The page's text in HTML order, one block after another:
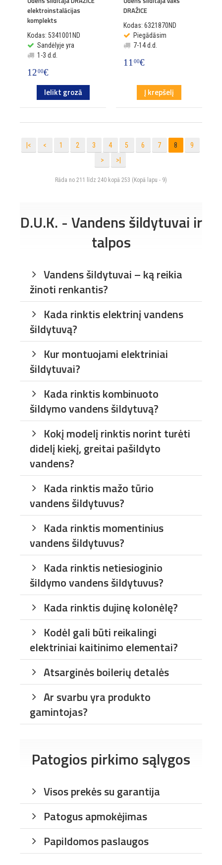
elektroinstalācijas
komplekts
Kodas: 5341001ND
Sandėlyje yra
1-3 d.d.
1200€
Ielikt grozā
DRAŽICE
Kodas: 6321870ND
Piegādāsim
7-14 d.d.
1100€
Į krepšelį
|< < 1 2 3 4 5 6 7 8
9
>
>|
Rāda no 211 līdz 240 kopā 253 (Kopā lapu - 9)
D.U.K. - Vandens šildytuvai ir
talpos
Vandens šildytuvai – ką reikia
žinoti renkantis?
Kada rinktis elektrinį vandens
šildytuvą?
Kur montuojami elektriniai
šildytuvai?
Kada rinktis kombinuoto
šildymo vandens šildytuvą?
Kokį modelį rinktis norint turėti
didelį kiekį, greitai pašildyto
vandens?
Kada rinktis mažo tūrio
vandens šildytuvus?
Kada rinktis momentinius
vandens šildytuvus?
Kada rinktis netiesioginio
šildymo vandens šildytuvus?
Kada rinktis dujinę kolonėlę?
Kodėl gali būti reikalingi
elektriniai kaitinimo elementai?
Atsarginės boilerių detalės
Ar svarbu yra produkto
gamintojas?
Patogios pirkimo sąlygos
Visos prekės su garantija
Patogus apmokėjimas
Papildomos paslaugos